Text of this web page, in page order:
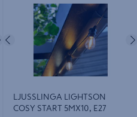
Nästa
START 5MX10, E27
Föregående
LJUSSLINGA LIGHTSON
COSY START 5MX10, E27